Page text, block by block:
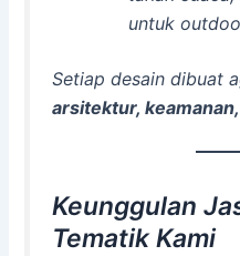
untuk
Setiap desain dibuat
arsitektur,
Keunggulan
Tematik Kami